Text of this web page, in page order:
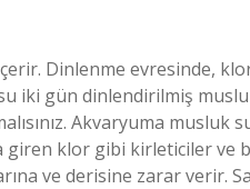
Dinlenme evresinde,
iki gün dinlendirilmiş
Akvaryuma musluk
klor gibi kirleticiler ve
ve derisine zarar verir.